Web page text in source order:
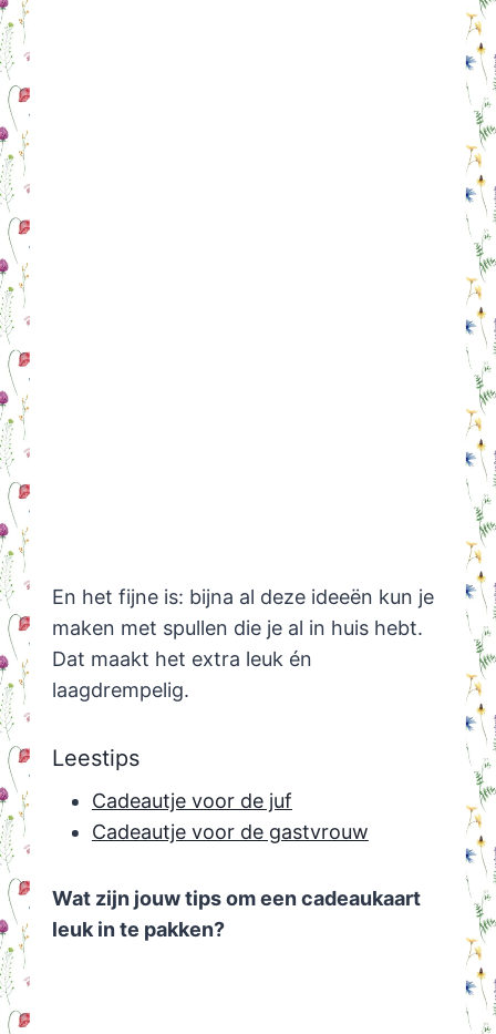
En het fijne is: bijna al deze ideeën kun je
maken met spullen die je al in huis hebt.
Dat maakt het extra leuk én
laagdrempelig.
Leestips
Cadeautje voor de juf
Cadeautje voor de gastvrouw
Wat zijn jouw tips om een cadeaukaart
leuk in te pakken?